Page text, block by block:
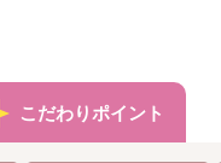
こだわりポイント